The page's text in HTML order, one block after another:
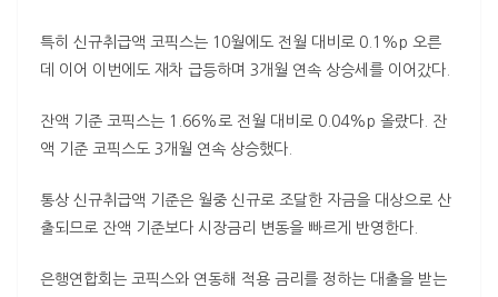
특히 신규취급액 코픽스는 10월에도 전월 대비로 0.1%p 오른
데 이어 이번에도 재차 급등하며 3개월 연속 상승세를 이어갔다.
잔액 기준 코픽스는 1.66%로 전월 대비로 0.04%p 올랐다. 잔
액 기준 코픽스도 3개월 연속 상승했다.
통상 신규취급액 기준은 월중 신규로 조달한 자금을 대상으로 산
출되므로 잔액 기준보다 시장금리 변동을 빠르게 반영한다.
은행연합회는 코픽스와 연동해 적용 금리를 정하는 대출을 받는